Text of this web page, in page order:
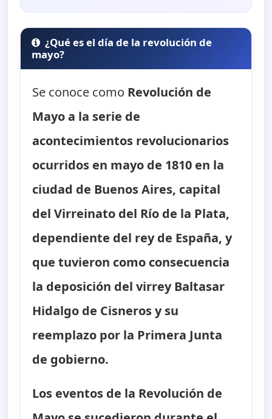
¿Qué es el día de la revolución de
mayo?
Se conoce como Revolución de
Mayoa la serie de
acontecimientos revolucionarios
ocurridos en mayo de 1810 en la
ciudad de Buenos Aires, capital
del Virreinato del Río de la Plata,
dependiente del rey de España, y
que tuvieron como consecuencia
la deposición del virrey Baltasar
Hidalgo de Cisneros y su
reemplazo por la Primera Junta
de gobierno.
Los eventos de la Revolución de